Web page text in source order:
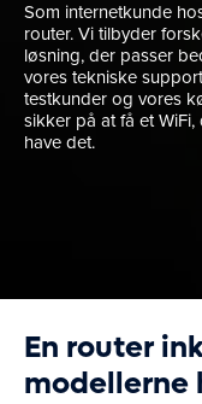
Som internetkunde
router. Vi tilbyder
løsning, der passer
vores tekniske
testkunder og vores
sikker på at få et
have det.
En router
modellerne